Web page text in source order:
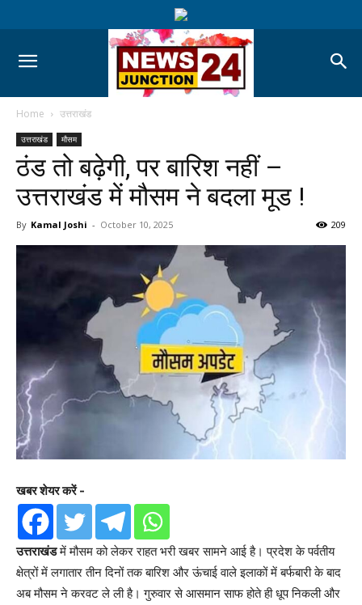
Home उत्तराखंड
उत्तराखंड मौसम
ठंड तो बढ़ेगी, पर बारिश नहीं –
उत्तराखंड में मौसम ने बदला मूड !
By Kamal Joshi - October 10, 2025 209
खबर शेयर करें -
उत्तराखंडमें मौसम को लेकर राहत भरी खबर सामने आई है। प्रदेश के पर्वतीय
क्षेत्रों में लगातार तीन दिनों तक बारिश और ऊंचाई वाले इलाकों में बर्फबारी के बाद
अब मौसम ने करवट ले ली है। गुरुवार से आसमान साफ होते ही धूप निकली और